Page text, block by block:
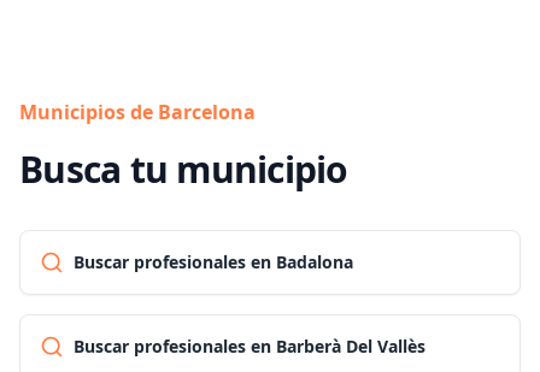
Municipios de Barcelona
Busca tu municipio
Buscar profesionales en Badalona
Buscar profesionales en Barberà Del Vallès